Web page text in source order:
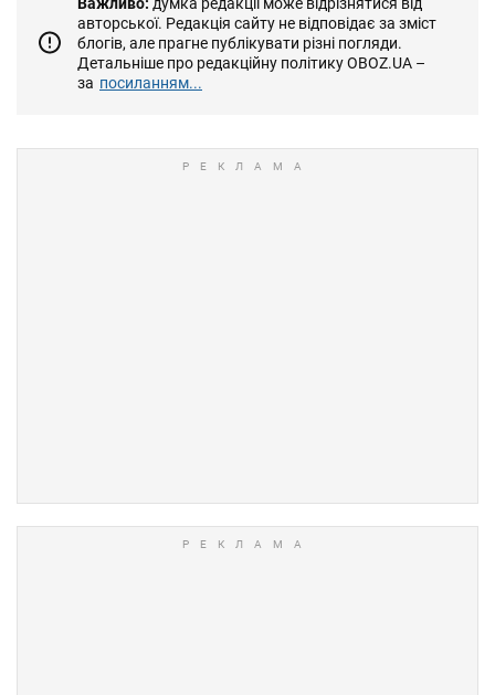
авторської. Редакція сайту не відповідає за зміст
блогів, але прагне публікувати різні погляди.
Детальніше про редакційну політику OBOZ.UA –
за посиланням...